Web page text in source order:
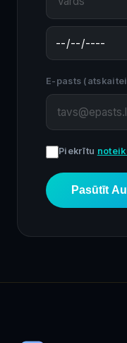
E-pasts
Piekrītu
Pasūtīt